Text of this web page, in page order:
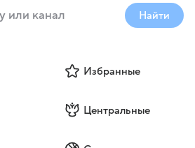
Найти
Избранные
Центральные